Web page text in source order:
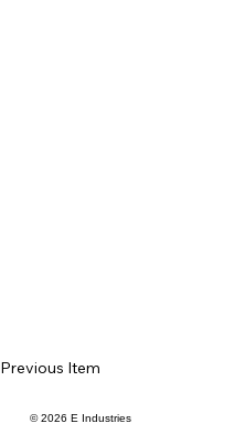
Previous Item
© 2026 E Industries